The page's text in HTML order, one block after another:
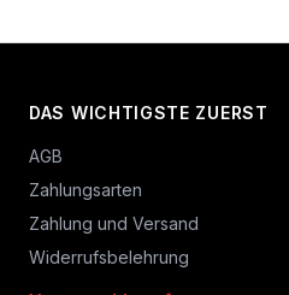
DAS WICHTIGSTE ZUERST
AGB
Zahlungsarten
Zahlung und Versand
Widerrufsbelehrung